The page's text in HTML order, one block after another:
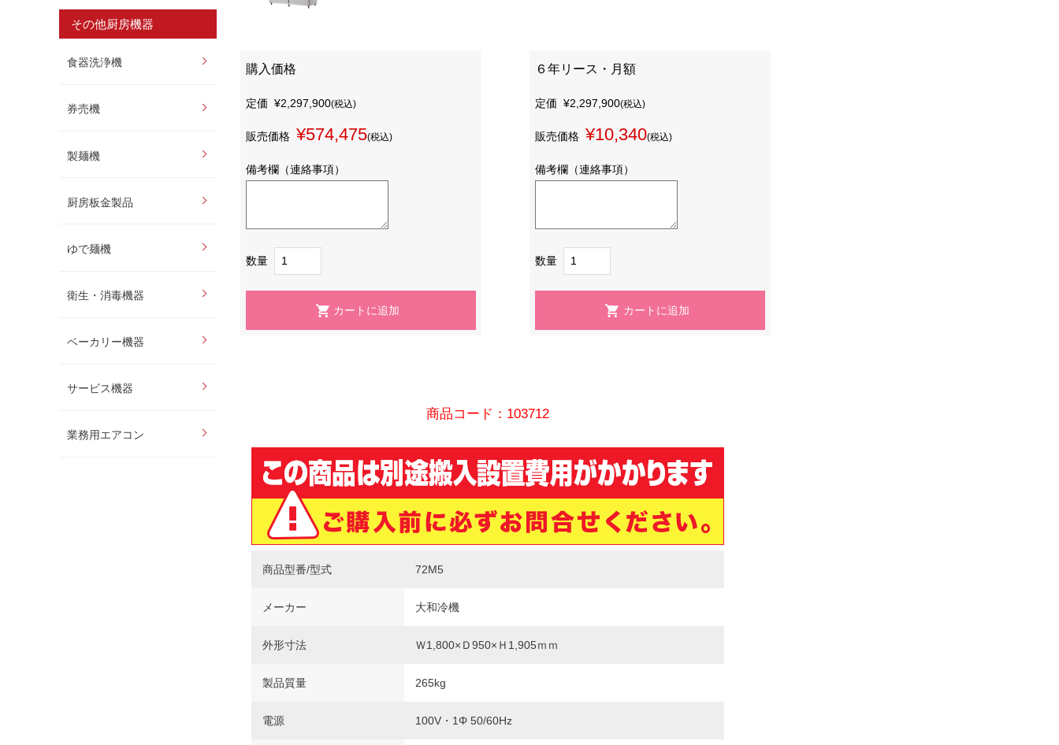
その他厨房機器
食器洗浄機
券売機
製麺機
厨房板金製品
ゆで麺機
衛生・消毒機器
ベーカリー機器
サービス機器
業務用エアコン
購入価格
定価 ¥2,297,900(税込)
販売価格 ¥574,475(税込)
備考欄（連絡事項）
数量
６年リース・月額
定価 ¥2,297,900(税込)
販売価格 ¥10,340(税込)
備考欄（連絡事項）
数量
商品コード：103712
商品型番/型式 72M5
メーカー 大和冷機
外形寸法 Ｗ1,800×Ｄ950×Ｈ1,905ｍｍ
製品質量 265kg
電源 100V・1Φ 50/60Hz